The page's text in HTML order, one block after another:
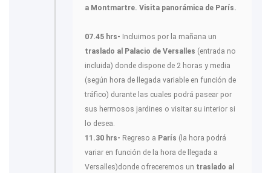
a Montmartre. Visita panorámica de París.
07.45 hrs- Incluimos por la mañana un
traslado al Palacio de Versalles (entrada no
incluida) donde dispone de 2 horas y media
(según hora de llegada variable en función de
tráfico) durante las cuales podrá pasear por
sus hermosos jardines o visitar su interior si
lo desea.
11.30 hrs- Regreso a París (la hora podrá
variar en función de la hora de llegada a
Versalles)donde ofreceremos un traslado al